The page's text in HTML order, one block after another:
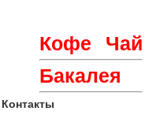
Кофе
Чай
Бакалея
Контакты